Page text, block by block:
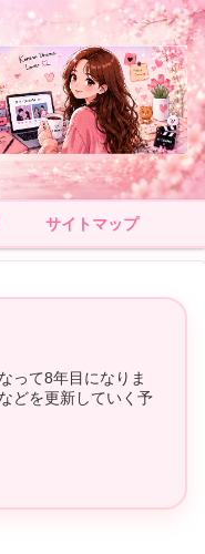
サイトマップ
って8年目になりま
どを更新していく予